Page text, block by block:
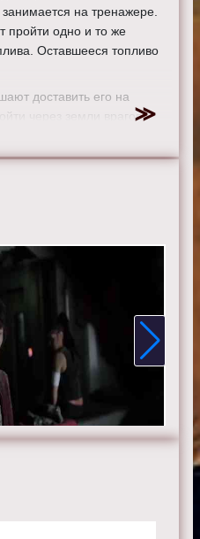
на тренажере.
пройти одно и то же
Оставшееся топливо
доставить его на
через земли врагов.
посадить корабль на
Морли, Пейдж Турко,
Мари Авгеропулос,
Девон Бостик, Исайя
Линдси Морган, Рики
и Тася Телес.
серию « Сотня
» бесплатно
телефоне, планшете, пк
100tv.ru.